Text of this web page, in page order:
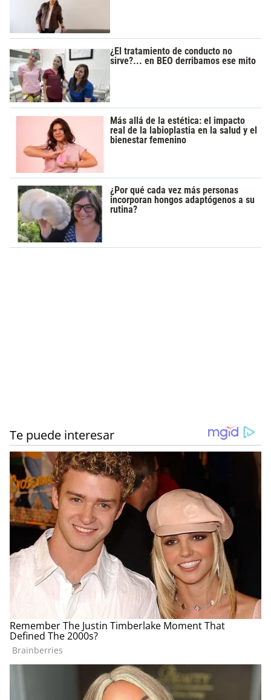
¿El tratamiento de conducto no
sirve?... en BEO derribamos ese mito
Más allá de la estética: el impacto
real de la labioplastia en la salud y el
bienestar femenino
¿Por qué cada vez más personas
incorporan hongos adaptógenos a su
rutina?